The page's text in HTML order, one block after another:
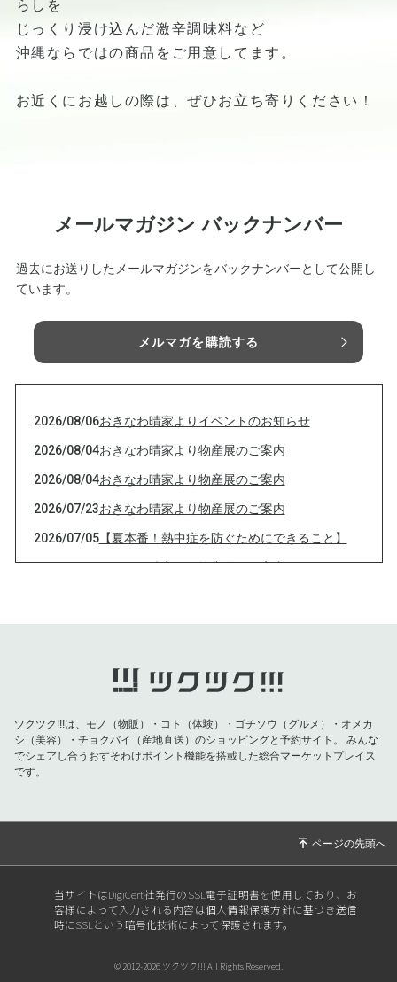
らしを
じっくり浸け込んだ激辛調味料など
沖縄ならではの商品をご用意してます。
お近くにお越しの際は、ぜひお立ち寄りください！
メールマガジン バックナンバー
過去にお送りしたメールマガジンをバックナンバーとして公開し
ています。
メルマガを購読する
2026/08/06おきなわ晴家よりイベントのお知らせ
2026/08/04おきなわ晴家より物産展のご案内
2026/08/04おきなわ晴家より物産展のご案内
2026/07/23おきなわ晴家より物産展のご案内
2026/07/05【夏本番！熱中症を防ぐためにできること】
2026/07/01おきなわ晴家より物産展のご案内
2026/07/01おきなわ晴家より物産展のご案内
おきなわ晴家よりイベントのご案内
り物！対象商品が10％OFF！
2026/06/04 【重要】おきなわ晴家より黒糖バラエティ 終売
2026/04/29おきなわ晴家より物産展のご案内
2026/04/29おきなわ晴家より物産展のご案内
2026/04/24おきなわ晴家より物産展のご案内
料！4月分ラストチャンス〜5月分注文受付開始
ツクツク!!!は、モノ（物販）・コト（体験）・ゴチソウ（グルメ）・オメカ
シ（美容）・チョクバイ（産地直送）のショッピングと予約サイト。
みんな
でシェアし合うおすそわけポイント機能を搭載した総合マーケットプレイス
です。
当サイトはDigiCert社発行のSSL電子証明書を使用しており、お
客様によって入力される内容は個人情報保護方針に基づき送信
時にSSLという暗号化技術によって保護されます。
© 2012-2026 ツクツク!!! All Rights Reserved.